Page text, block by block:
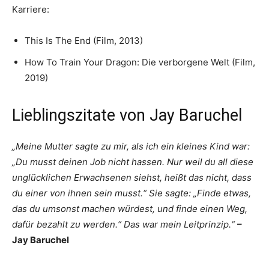
Karriere:
This Is The End (Film, 2013)
How To Train Your Dragon: Die verborgene Welt (Film,
2019)
Lieblingszitate von Jay Baruchel
„Meine Mutter sagte zu mir, als ich ein kleines Kind war:
„Du musst deinen Job nicht hassen. Nur weil du all diese
unglücklichen Erwachsenen siehst, heißt das nicht, dass
du einer von ihnen sein musst.“ Sie sagte: „Finde etwas,
das du umsonst machen würdest, und finde einen Weg,
dafür bezahlt zu werden.“ Das war mein Leitprinzip.“–
Jay Baruchel